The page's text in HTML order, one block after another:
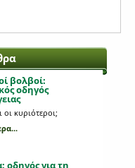
βολβοί:
οδηγός
οι κυριότεροι;
oδηγός για τη